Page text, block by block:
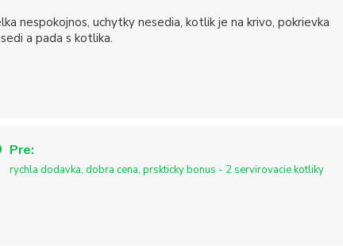
nespokojnos, uchytky nesedia, kotlik je na krivo, pokrievka
a pada s kotlika.
Pre:
rychla dodavka, dobra cena, prskticky bonus - 2 servirovacie kotliky